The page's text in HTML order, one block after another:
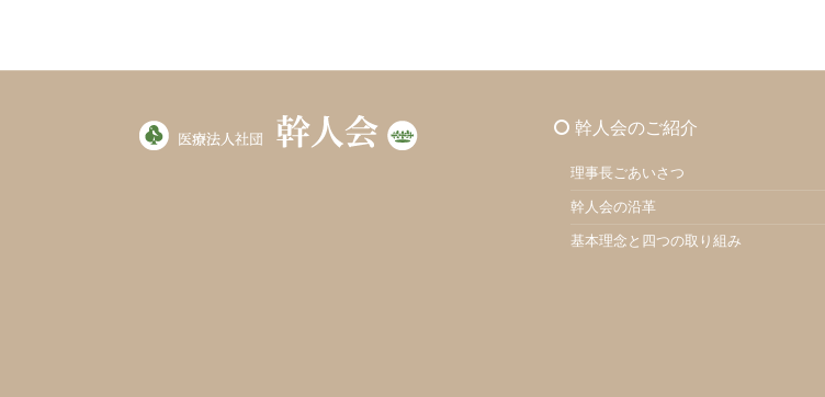
幹人会のご紹介
理事長ごあいさつ
幹人会の沿革
基本理念と四つの取り組み